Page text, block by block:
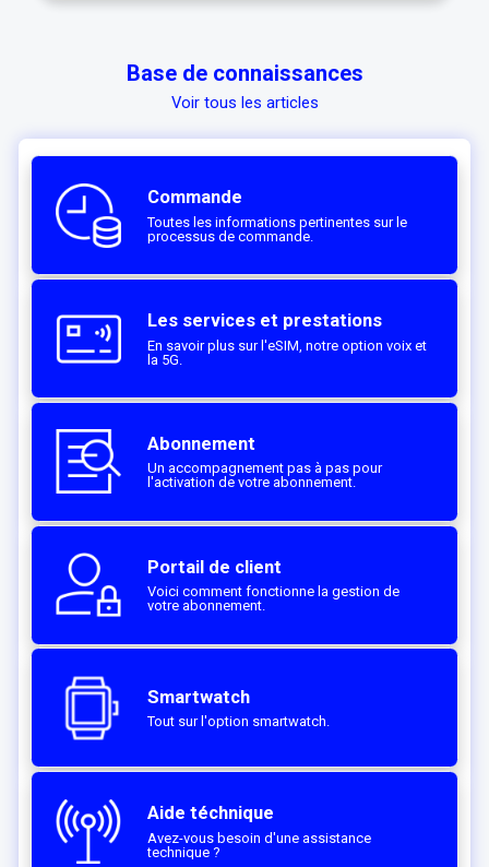
Base de connaissances
Voir tous les articles
Commande
Toutes les informations pertinentes sur le
processus de commande.
Les services et prestations
En savoir plus sur l'eSIM, notre option voix et
la 5G.
Abonnement
Un accompagnement pas à pas pour
l'activation de votre abonnement.
Portail de client
Voici comment fonctionne la gestion de
votre abonnement.
Smartwatch
Tout sur l'option smartwatch.‎‎
Aide téchnique
Avez-vous besoin d'une assistance
technique ?